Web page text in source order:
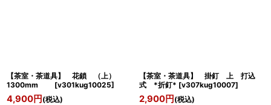
【茶室・茶道具】 花鎖 （上）
1300mm
[v301kug10025]
4,900円 (税込)
【茶室・茶道具】 掛釘 上 打込
式 *折釘* [v307kug10007]
2,900円 (税込)